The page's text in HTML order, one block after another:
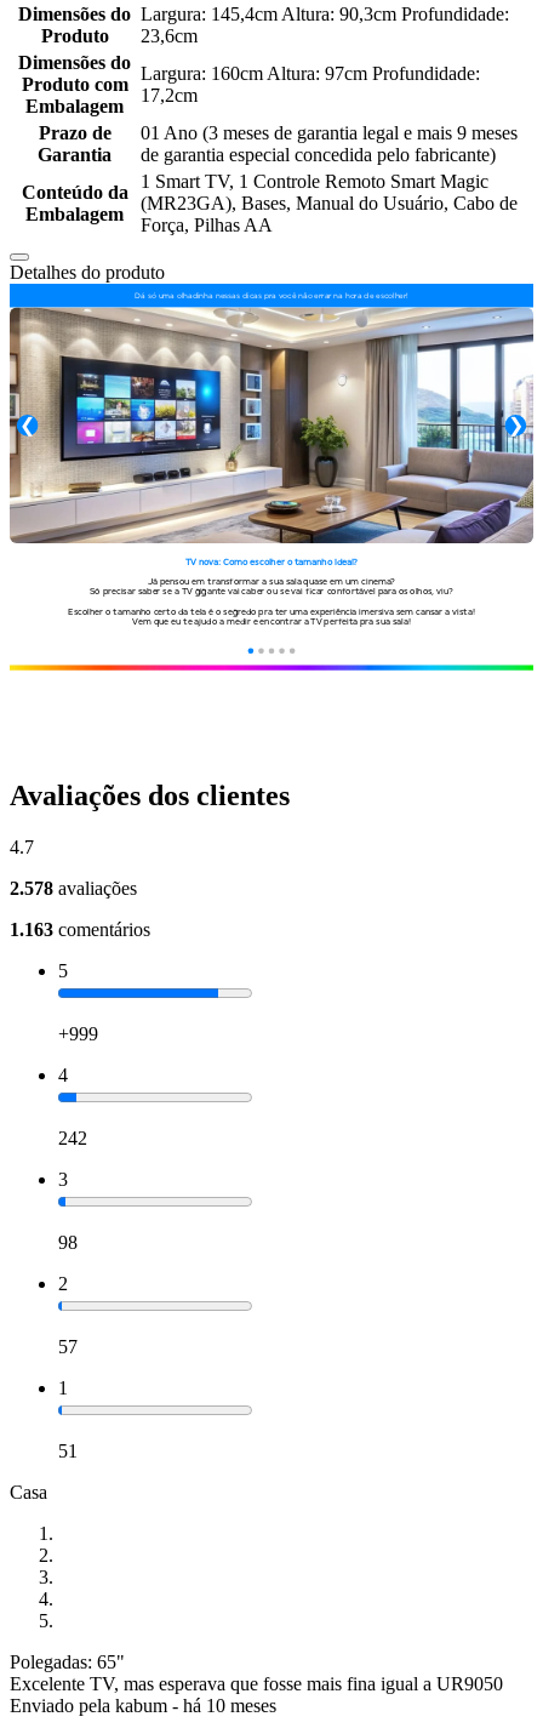
Dimensões do
Produto
Largura: 145,4cm Altura: 90,3cm Profundidade:
23,6cm
Dimensões do
Produto com
Embalagem
Largura: 160cm Altura: 97cm Profundidade:
17,2cm
Prazo de
Garantia
01 Ano (3 meses de garantia legal e mais 9 meses
de garantia especial concedida pelo fabricante)
Conteúdo da
Embalagem
1 Smart TV, 1 Controle Remoto Smart Magic
(MR23GA), Bases, Manual do Usuário, Cabo de
Força, Pilhas AA
Detalhes do produto
Avaliações dos clientes
4.7
2.578 avaliações
1.163 comentários
5
+999
4
242
3
98
2
57
1
51
Casa
Polegadas: 65"
Excelente TV, mas esperava que fosse mais fina igual a UR9050
Enviado pela kabum - há 10 meses